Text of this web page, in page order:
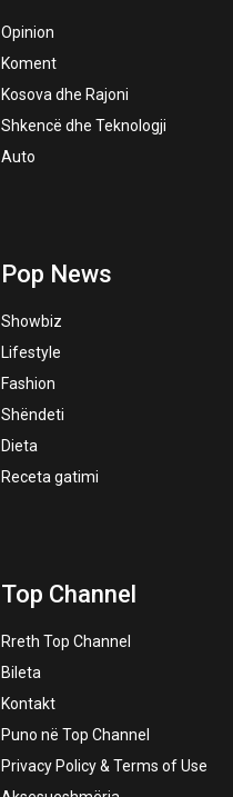
Opinion
Koment
Kosova dhe Rajoni
Shkencë dhe Teknologji
Auto
Pop News
Showbiz
Lifestyle
Fashion
Shëndeti
Dieta
Receta gatimi
Top Channel
Rreth Top Channel
Bileta
Kontakt
Puno në Top Channel
Privacy Policy & Terms of Use